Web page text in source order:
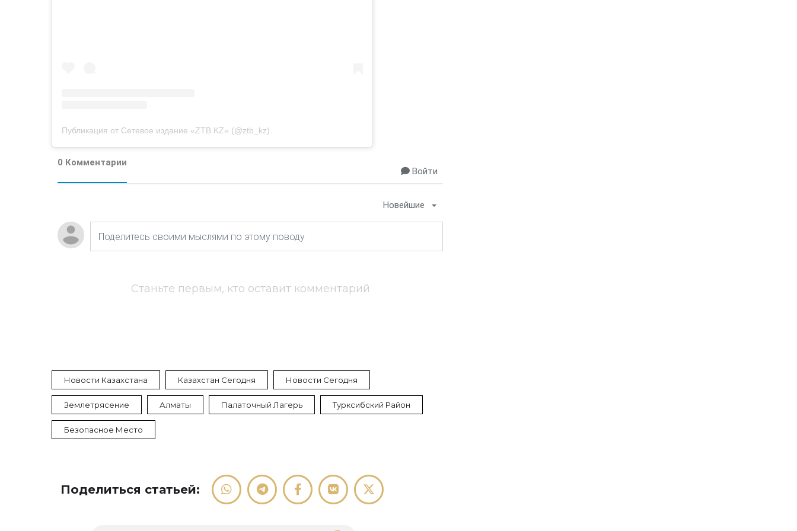
Публикация от Сетевое издание «ZTB.KZ» (@ztb_kz)
0 Комментарии
Войти
Новейшие
Станьте первым, кто оставит комментарий
Новости Казахстана Казахстан Сегодня Новости Сегодня
Землетрясение Алматы Палаточный Лагерь Турксибский Район
Безопасное Место
Поделиться статьей: